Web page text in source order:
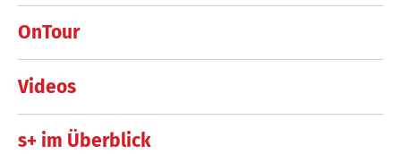
OnTour
Videos
s+ im Überblick